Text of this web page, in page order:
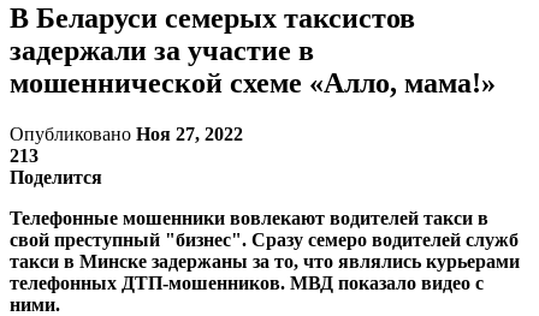
В Беларуси семерых таксистов
задержали за участие в
мошеннической схеме «Алло, мама!»
Опубликовано Ноя 27, 2022
213
Поделится
Телефонные мошенники вовлекают водителей такси в
свой преступный "бизнес". Сразу семеро водителей служб
такси в Минске задержаны за то, что являлись курьерами
телефонных ДТП-мошенников. МВД показало видео с
ними.